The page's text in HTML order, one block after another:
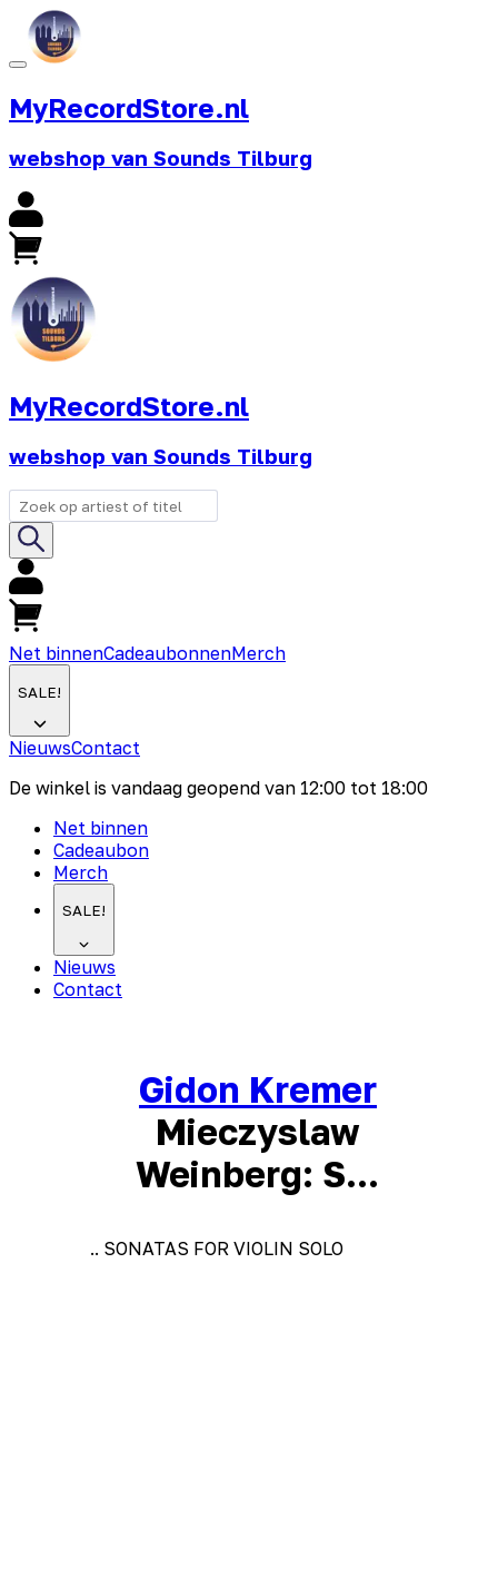
MyRecordStore.nl
webshop van Sounds Tilburg
MyRecordStore.nl
webshop van Sounds Tilburg
Net binnenCadeaubonnenMerch
SALE!
NieuwsContact
De winkel is vandaag geopend van 12:00 tot 18:00
Net binnen
Cadeaubon
Merch
SALE!
Nieuws
Contact
Gidon Kremer
Mieczyslaw
Weinberg: S...
.. SONATAS FOR VIOLIN SOLO